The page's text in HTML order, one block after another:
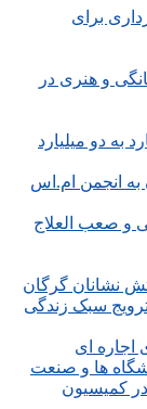
برای
و هنری در
به دو میلیارد
به انجمن ام.اس
و صعب العلاج
نشانان گرگان
سبک زندگی
اجاره ای
ها و صنعت
کمیسیون